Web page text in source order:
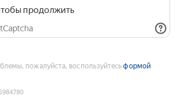
продолжить
пожалуйста, воспользуйтесьформой